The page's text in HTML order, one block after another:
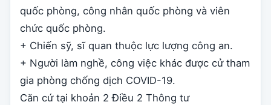
quốc phòng, công nhân quốc phòng và viên
chức quốc phòng.
+ Chiến sỹ, sĩ quan thuộc lực lượng công an.
+ Người làm nghề, công việc khác được cử tham
gia phòng chống dịch COVID-19.
Căn cứ tại khoản 2 Điều 2 Thông tư